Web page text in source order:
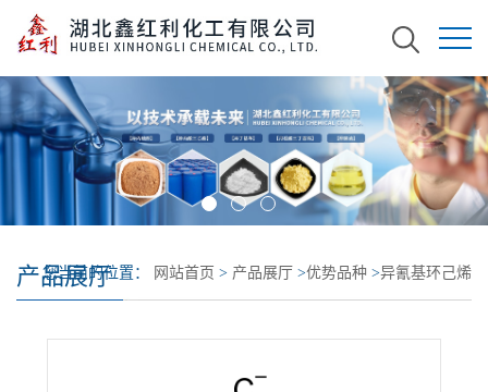
产品展厅
您当前的位置： 网站首页 > 产品展厅 >优势品种 >异氰基环己烯